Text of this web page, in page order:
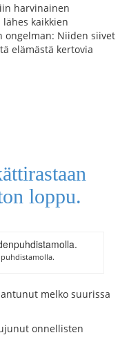
harvinainen
kaikkien
ongelman: Niiden siivet
elämästä kertovia
loppu.
melko suurissa
onnellisten